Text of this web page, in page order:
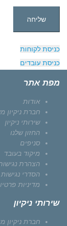
כניסת לקוחות
כניסת עובדים
מפת אתר
אודות
חברת ניקיון
שירותי ניקיון
החזון שלנו
סניפים
מיקוד בעובד
הצהרת
הסדרי נגישות
מדיניות
שירותי ניקיון
חברת ניקיון